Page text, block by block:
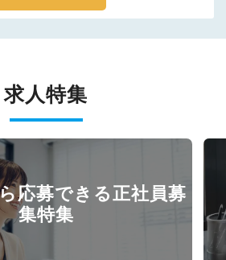
求人特集
応募できる正社員募
集特集